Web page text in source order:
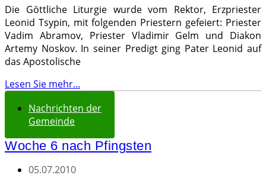
Die Göttliche Liturgie wurde vom Rektor, Erzpriester
Leonid Tsypin, mit folgenden Priestern gefeiert: Priester
Vadim Abramov, Priester Vladimir Gelm und Diakon
Artemy Noskov. In seiner Predigt ging Pater Leonid auf
das Apostolische
Lesen Sie mehr...
Nachrichten der
Gemeinde
Woche 6 nach Pfingsten
05.07.2010